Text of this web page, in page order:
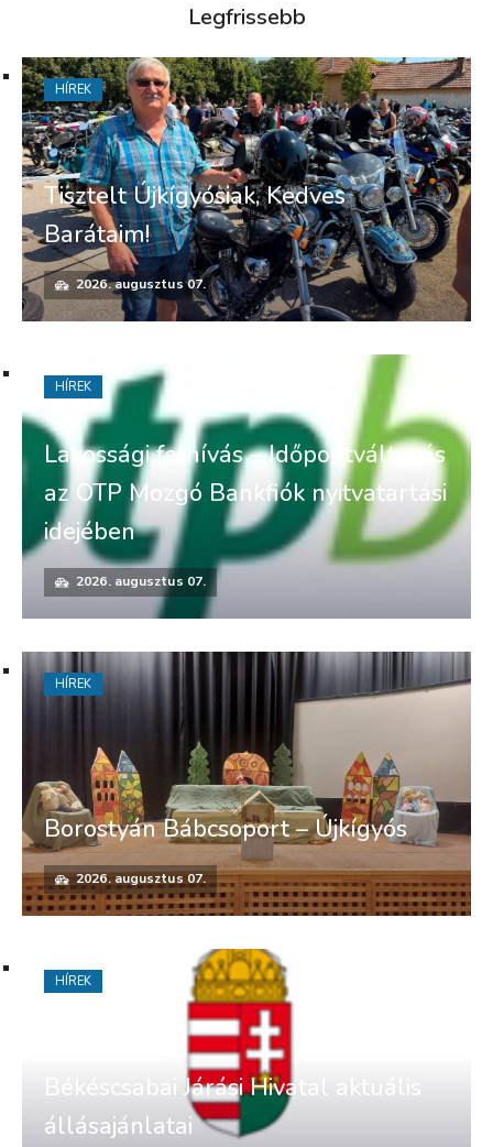
Legfrissebb
Tisztelt Újkígyósiak, Kedves
Barátaim!
2026. augusztus 07.
HÍREK
Lakossági felhívás – Időpontváltozás
az OTP Mozgó Bankfiók nyitvatartási
idejében
2026. augusztus 07.
HÍREK
Borostyán Bábcsoport – Újkígyós
2026. augusztus 07.
HÍREK
Békéscsabai Járási Hivatal aktuális
állásajánlatai
HÍREK